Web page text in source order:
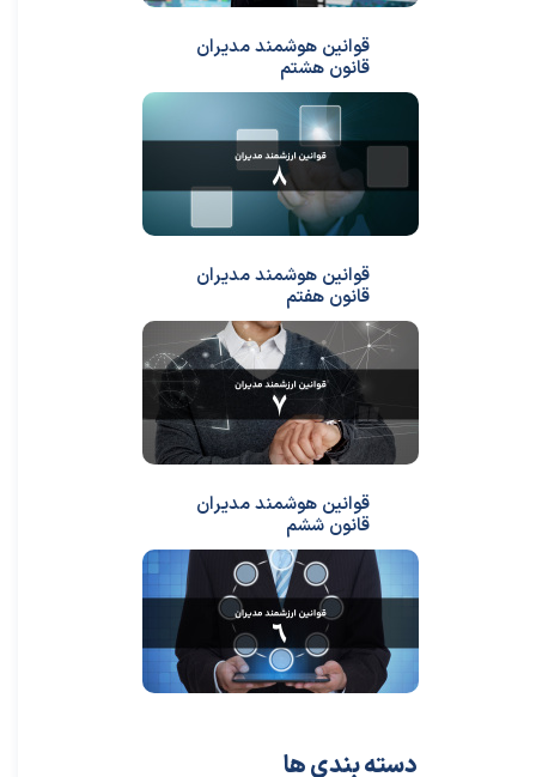
دسته بندی ها
قوانین هوشمند مدیران
قانون هشتم
قوانین هوشمند مدیران
قانون هفتم
قوانین هوشمند مدیران
قانون ششم